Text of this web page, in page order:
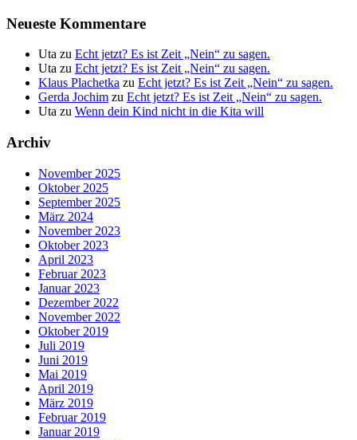
Neueste Kommentare
Uta zu Echt jetzt? Es ist Zeit „Nein“ zu sagen.
Uta zu Echt jetzt? Es ist Zeit „Nein“ zu sagen.
Klaus Plachetka zu Echt jetzt? Es ist Zeit „Nein“ zu sagen.
Gerda Jochim zu Echt jetzt? Es ist Zeit „Nein“ zu sagen.
Uta zu Wenn dein Kind nicht in die Kita will
Archiv
November 2025
Oktober 2025
September 2025
März 2024
November 2023
Oktober 2023
April 2023
Februar 2023
Januar 2023
Dezember 2022
November 2022
Oktober 2019
Juli 2019
Juni 2019
Mai 2019
April 2019
März 2019
Februar 2019
Januar 2019